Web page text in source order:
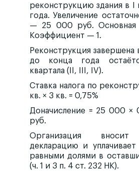
реконструкцию здания в
года. Увеличение
— 25 000 руб. Основная
Коэффициент — 1.
Реконструкция завершена
до конца года
квартала (II, III, IV).
Ставка налога по
кв. × 3 кв. = 0,75%
Доначисление = 25 000 ×
руб.
Организация вносит
декларацию и уплачивает
равными долями в
(ч. 1 и 3 п. 4 ст. 232 НК).